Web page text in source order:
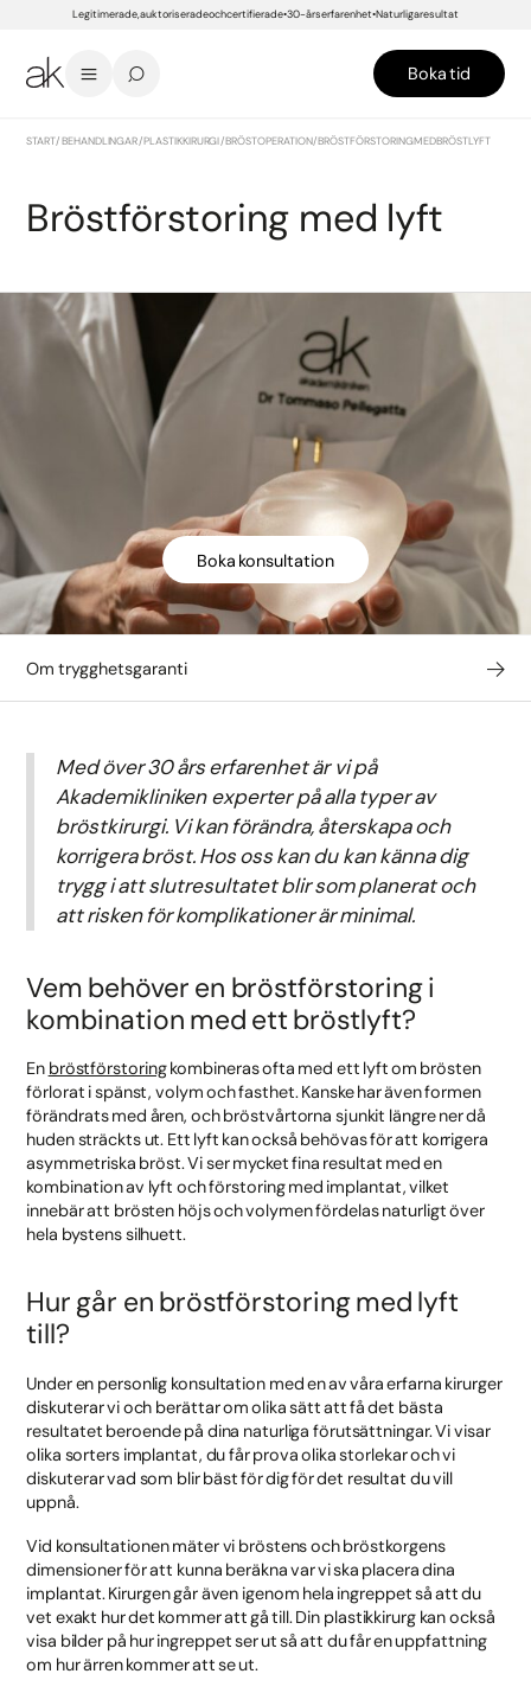
Legitimerade, auktoriserade och certifierade 30-års erfarenhet Naturliga resultat
Boka tid
START/BEHANDLINGAR/PLASTIKKIRURGI/BRÖSTOPERATION/BRÖSTFÖRSTORING MED BRÖSTLYFT
Bröstförstoring med lyft
Boka konsultation
Om trygghetsgaranti
Med över 30 års erfarenhet är vi på
Akademikliniken experter på alla typer av
bröstkirurgi. Vi kan förändra, återskapa och
korrigera bröst. Hos oss kan du kan känna dig
trygg i att slutresultatet blir som planerat och
att risken för komplikationer är minimal.
Vem behöver en bröstförstoring i
kombination med ett bröstlyft?
En bröstförstoringkombineras ofta med ett lyft om brösten
förlorat i spänst, volym och fasthet. Kanske har även formen
förändrats med åren, och bröstvårtorna sjunkit längre ner då
huden sträckts ut. Ett lyft kan också behövas för att korrigera
asymmetriska bröst. Vi ser mycket fina resultat med en
kombination av lyft och förstoring med implantat, vilket
innebär att brösten höjs och volymen fördelas naturligt över
hela bystens silhuett.
Hur går en bröstförstoring med lyft
till?
Under en personlig konsultation med en av våra erfarna kirurger
diskuterar vi och berättar om olika sätt att få det bästa
resultatet beroende på dina naturliga förutsättningar. Vi visar
olika sorters implantat, du får prova olika storlekar och vi
diskuterar vad som blir bäst för dig för det resultat du vill
uppnå.
Vid konsultationen mäter vi bröstens och bröstkorgens
dimensioner för att kunna beräkna var vi ska placera dina
implantat. Kirurgen går även igenom hela ingreppet så att du
vet exakt hur det kommer att gå till. Din plastikkirurg kan också
visa bilder på hur ingreppet ser ut så att du får en uppfattning
om hur ärren kommer att se ut.